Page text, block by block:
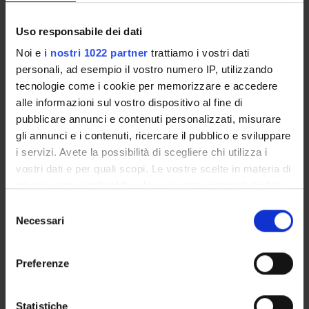
Uso responsabile dei dati
Noi e i nostri 1022 partner trattiamo i vostri dati
personali, ad esempio il vostro numero IP, utilizzando
tecnologie come i cookie per memorizzare e accedere
alle informazioni sul vostro dispositivo al fine di
pubblicare annunci e contenuti personalizzati, misurare
gli annunci e i contenuti, ricercare il pubblico e sviluppare
i servizi. Avete la possibilità di scegliere chi utilizza i
vostri dati e per quali scopi. Le vostre scelte in materia di
modificare o revocare il proprio consenso in qualsiasi
momento dalla Dichiarazione sui cookie o facendo clic
raccogliere informazioni sulla tua posizione
delNecessari
Preferenze
Statistiche
-Class management, including ref. Special Educational
-Discussion of cases
REFERENCE BOOKS
ASSESSMENT METHODS AND CRITERIA
classroom.
Enrolment Policy